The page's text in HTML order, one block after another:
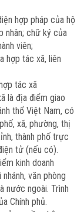
hợp pháp của hộ
nhân; chữ ký của
viên;
hợp tác xã, liên
tác xã
là địa điểm giao
thổ Việt Nam, có
xã, phường, thị
thành phố trực
tử (nếu có).
kinh doanh
văn phòng
nước ngoài. Trình
Chính phủ.